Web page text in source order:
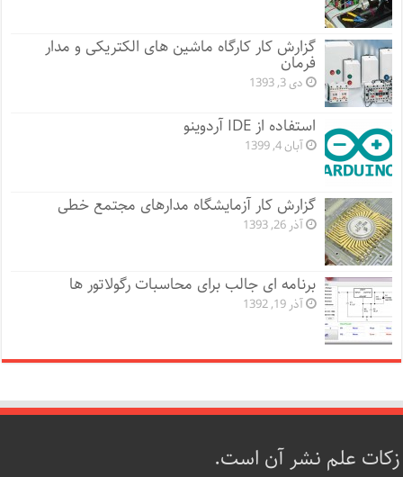
گزارش کار کارگاه ماشین های الکتریکی و مدار
فرمان
دی 3, 1393
استفاده از IDE آردوینو
آبان 4, 1399
گزارش کار آزمایشگاه مدارهای مجتمع خطی
آذر 26, 1393
برنامه ای جالب برای محاسبات رگولاتور ها
آذر 19, 1392
زکات علم نشر آن است.